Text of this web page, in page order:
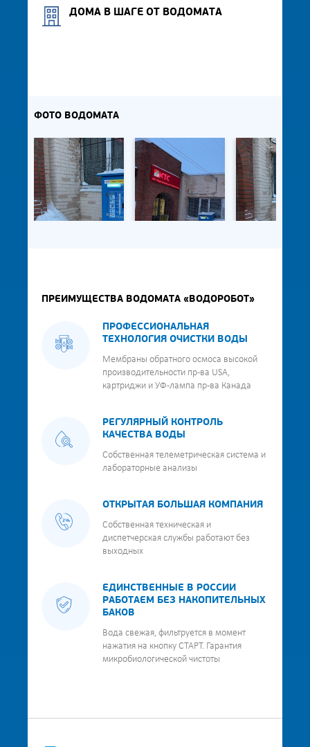
ДОМА В ШАГЕ ОТ ВОДОМАТА
ФОТО ВОДОМАТА
ПРЕИМУЩЕСТВА ВОДОМАТА «ВОДОРОБОТ»
ПРОФЕССИОНАЛЬНАЯ
ТЕХНОЛОГИЯ ОЧИСТКИ ВОДЫ
Мембраны обратного осмоса высокой
производительности пр-ва USA,
картриджи и УФ-лампа пр-ва Канада
РЕГУЛЯРНЫЙ КОНТРОЛЬ
КАЧЕСТВА ВОДЫ
Собственная телеметрическая система и
лабораторные анализы
ОТКРЫТАЯ БОЛЬШАЯ КОМПАНИЯ
Собственная техническая и
диспетчерская службы работают без
выходных
ЕДИНСТВЕННЫЕ В РОССИИ
РАБОТАЕМ БЕЗ НАКОПИТЕЛЬНЫХ
БАКОВ
Вода свежая, фильтруется в момент
нажатия на кнопку СТАРТ. Гарантия
микробиологической чистоты